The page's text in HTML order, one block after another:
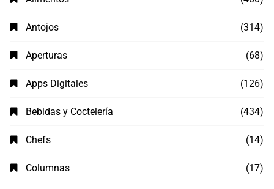
Antojos (314)
Aperturas (68)
Apps Digitales (126)
Bebidas y Coctelería (434)
Chefs (14)
Columnas (17)